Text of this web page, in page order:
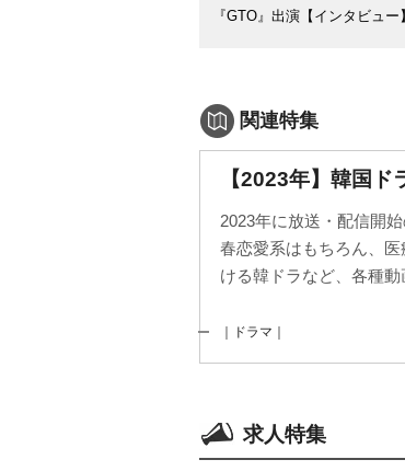
『GTO』出演【インタビュー】
関連特集
【2023年】韓国
2023年に放送・配信開
春恋愛系はもちろん、
ける韓ドラなど、各種
｜ドラマ｜
求人特集